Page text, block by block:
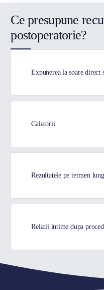
Ce presupune
postoperatorie?
Expunerea la soare direct
Calatorii.
Rezultatele pe termen
Relatii intime dupa